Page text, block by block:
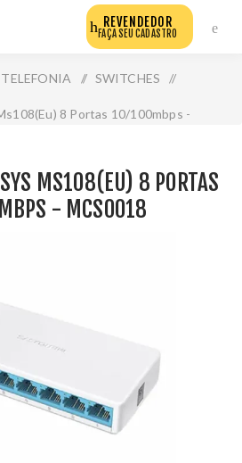
REVENDEDOR
FAÇA SEU CADASTRO
TELEFONIA / SWITCHES /
8 Portas 10/100mbps -
MS108(EU) 8 PORTAS
- MCS0018